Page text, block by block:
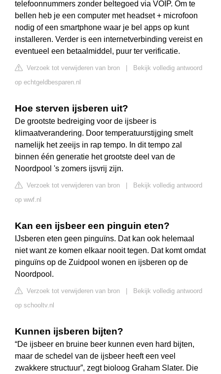
telefoonnummers zonder beltegoed via VOIP. Om te
bellen heb je een computer met headset + microfoon
nodig of een smartphone waar je bel apps op kunt
installeren. Verder is een internetverbinding vereist en
eventueel een betaalmiddel, puur ter verificatie.
Verzoek tot verwijderen van bron
Bekijk volledig antwoord
op echtgeldbesparen.nl
Hoe sterven ijsberen uit?
De grootste bedreiging voor de ijsbeer is
klimaatverandering. Door temperatuurstijging smelt
namelijk het zeeijs in rap tempo. In dit tempo zal
binnen één generatie het grootste deel van de
Noordpool 's zomers ijsvrij zijn.
Verzoek tot verwijderen van bron
Bekijk volledig antwoord
op wwf.nl
Kan een ijsbeer een pinguin eten?
IJsberen eten geen pinguïns. Dat kan ook helemaal
niet want ze komen elkaar nooit tegen. Dat komt omdat
pinguïns op de Zuidpool wonen en ijsberen op de
Noordpool.
Verzoek tot verwijderen van bron
Bekijk volledig antwoord
op schooltv.nl
Kunnen ijsberen bijten?
“De ijsbeer en bruine beer kunnen even hard bijten,
maar de schedel van de ijsbeer heeft een veel
zwakkere structuur”, zegt bioloog Graham Slater. Die